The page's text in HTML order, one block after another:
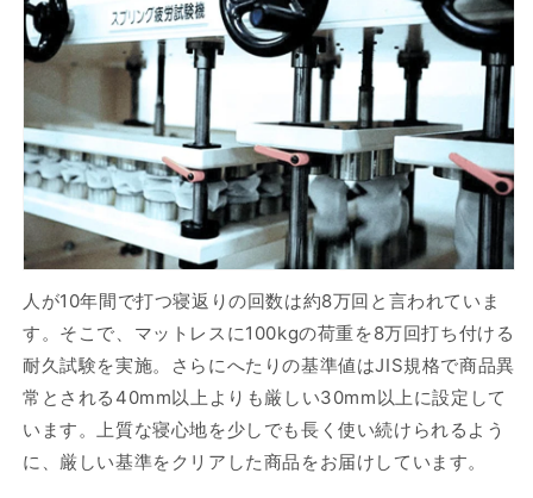
人が10年間で打つ寝返りの回数は約8万回と言われていま
す。そこで、マットレスに100kgの荷重を8万回打ち付ける
耐久試験を実施。さらにへたりの基準値はJIS規格で商品異
常とされる40mm以上よりも厳しい30mm以上に設定して
います。上質な寝心地を少しでも長く使い続けられるよう
に、厳しい基準をクリアした商品をお届けしています。